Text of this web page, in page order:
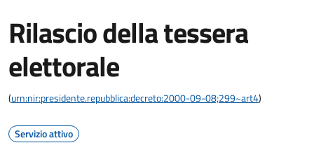
Rilascio della tessera
elettorale
(urn:nir:presidente.repubblica:decreto:2000-09-08;299~art4)
Servizio attivo